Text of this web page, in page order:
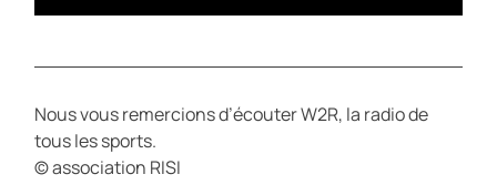
Nous vous remercions d’écouter W2R, la radio de
tous les sports.
© association RISI